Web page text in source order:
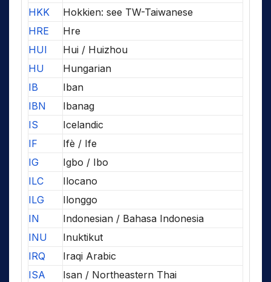
HKK
Hokkien: see TW-Taiwanese
HRE
Hre
HUI
Hui / Huizhou
HU
Hungarian
IB
Iban
IBN
Ibanag
IS
Icelandic
IF
Ifè / Ife
IG
Igbo / Ibo
ILC
Ilocano
ILG
Ilonggo
IN
Indonesian / Bahasa Indonesia
INU
Inuktikut
IRQ
Iraqi Arabic
ISA
Isan / Northeastern Thai